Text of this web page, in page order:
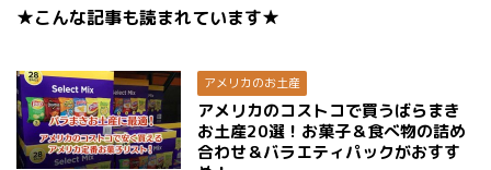
★こんな記事も読まれています★
アメリカのお土産
アメリカのコストコで買うばらまき
お土産20選！お菓子＆食べ物の詰め
合わせ＆バラエティパックがおすす